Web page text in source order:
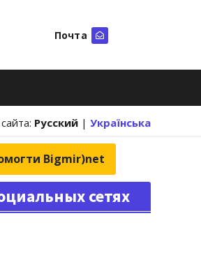
Почта
Русский | Українська
Bigmir)net
сетях